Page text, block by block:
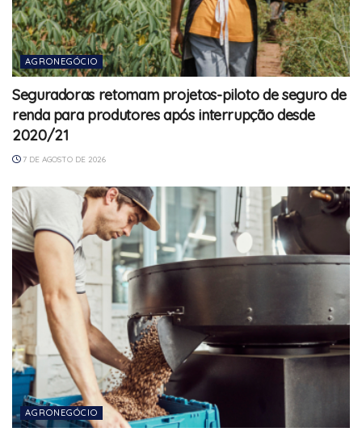
AGRONEGÓCIO
Seguradoras retomam projetos-piloto de seguro de
renda para produtores após interrupção desde
2020/21
7 DE AGOSTO DE 2026
AGRONEGÓCIO